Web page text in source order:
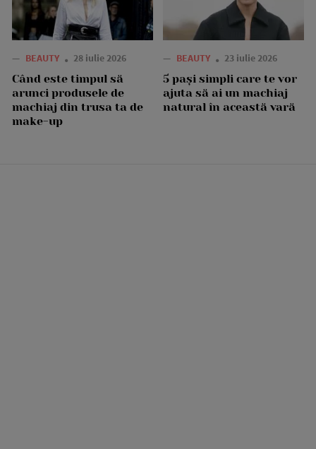
— BEAUTY 28 iulie 2026
Când este timpul să
arunci produsele de
machiaj din trusa ta de
make-up
— BEAUTY 23 iulie 2026
5 pași simpli care te vor
ajuta să ai un machiaj
natural în această vară